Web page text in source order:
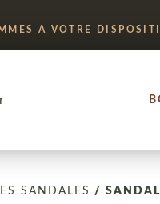
A VOTRE
SANDALES /